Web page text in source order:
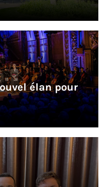
élan pour